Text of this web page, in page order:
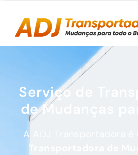
Serviço de
de Mudanças
A ADJ Transportadora é
Transportadora de